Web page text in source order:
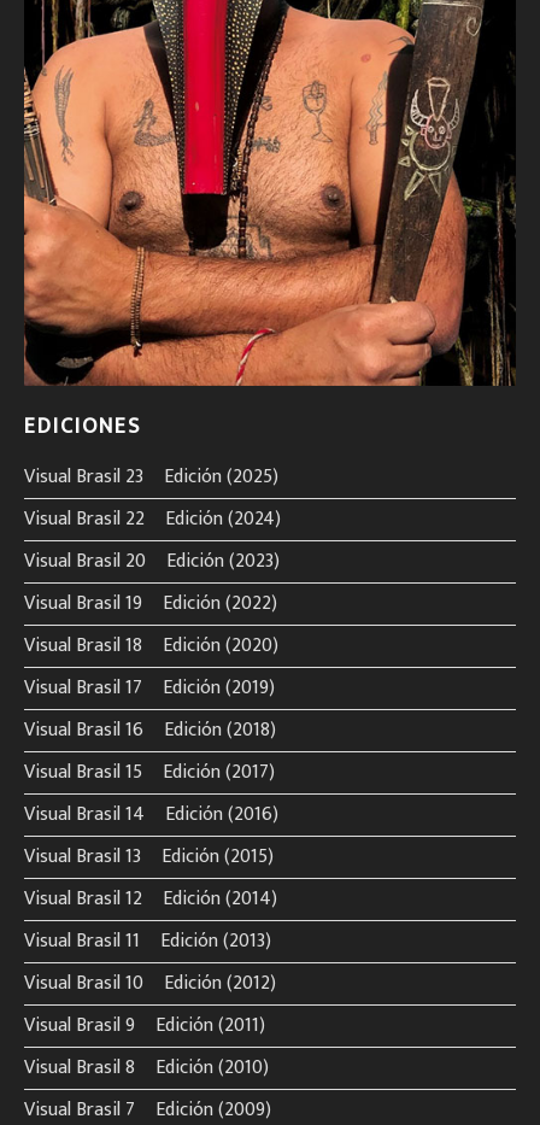
EDICIONES
Visual Brasil 23º Edición (2025)
Visual Brasil 22º Edición (2024)
Visual Brasil 20º Edición (2023)
Visual Brasil 19º Edición (2022)
Visual Brasil 18º Edición (2020)
Visual Brasil 17º Edición (2019)
Visual Brasil 16º Edición (2018)
Visual Brasil 15º Edición (2017)
Visual Brasil 14º Edición (2016)
Visual Brasil 13º Edición (2015)
Visual Brasil 12º Edición (2014)
Visual Brasil 11º Edición (2013)
Visual Brasil 10º Edición (2012)
Visual Brasil 9º Edición (2011)
Visual Brasil 8º Edición (2010)
Visual Brasil 7º Edición (2009)